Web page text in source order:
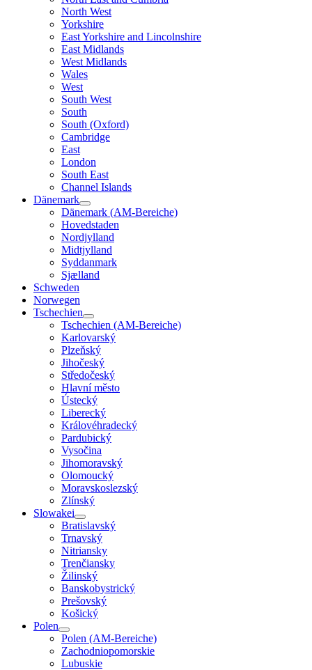
North West
Yorkshire
East Yorkshire and Lincolnshire
East Midlands
West Midlands
Wales
West
South West
South
South (Oxford)
Cambridge
East
London
South East
Channel Islands
Dänemark
Dänemark (AM-Bereiche)
Hovedstaden
Nordjylland
Midtjylland
Syddanmark
Sjælland
Schweden
Norwegen
Tschechien
Tschechien (AM-Bereiche)
Karlovarský
Plzeňský
Jihočeský
Středočeský
Hlavní město
Ústecký
Liberecký
Královéhradecký
Pardubický
Vysočina
Jihomoravský
Olomoucký
Moravskoslezský
Zlínský
Slowakei
Bratislavský
Trnavský
Nitriansky
Trenčiansky
Žilinský
Banskobystrický
Prešovský
Košický
Polen
Polen (AM-Bereiche)
Zachodniopomorskie
Lubuskie